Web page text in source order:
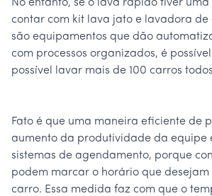
No entanto, se o lava rápido tiver
contar com kit lava jato e lavadora de
são equipamentos que dão
com processos organizados, é
possível lavar mais de 100 carros
Fato é que uma maneira eficiente de
aumento da produtividade da equipe
sistemas de agendamento, porque
podem marcar o horário que
carro. Essa medida faz com que o